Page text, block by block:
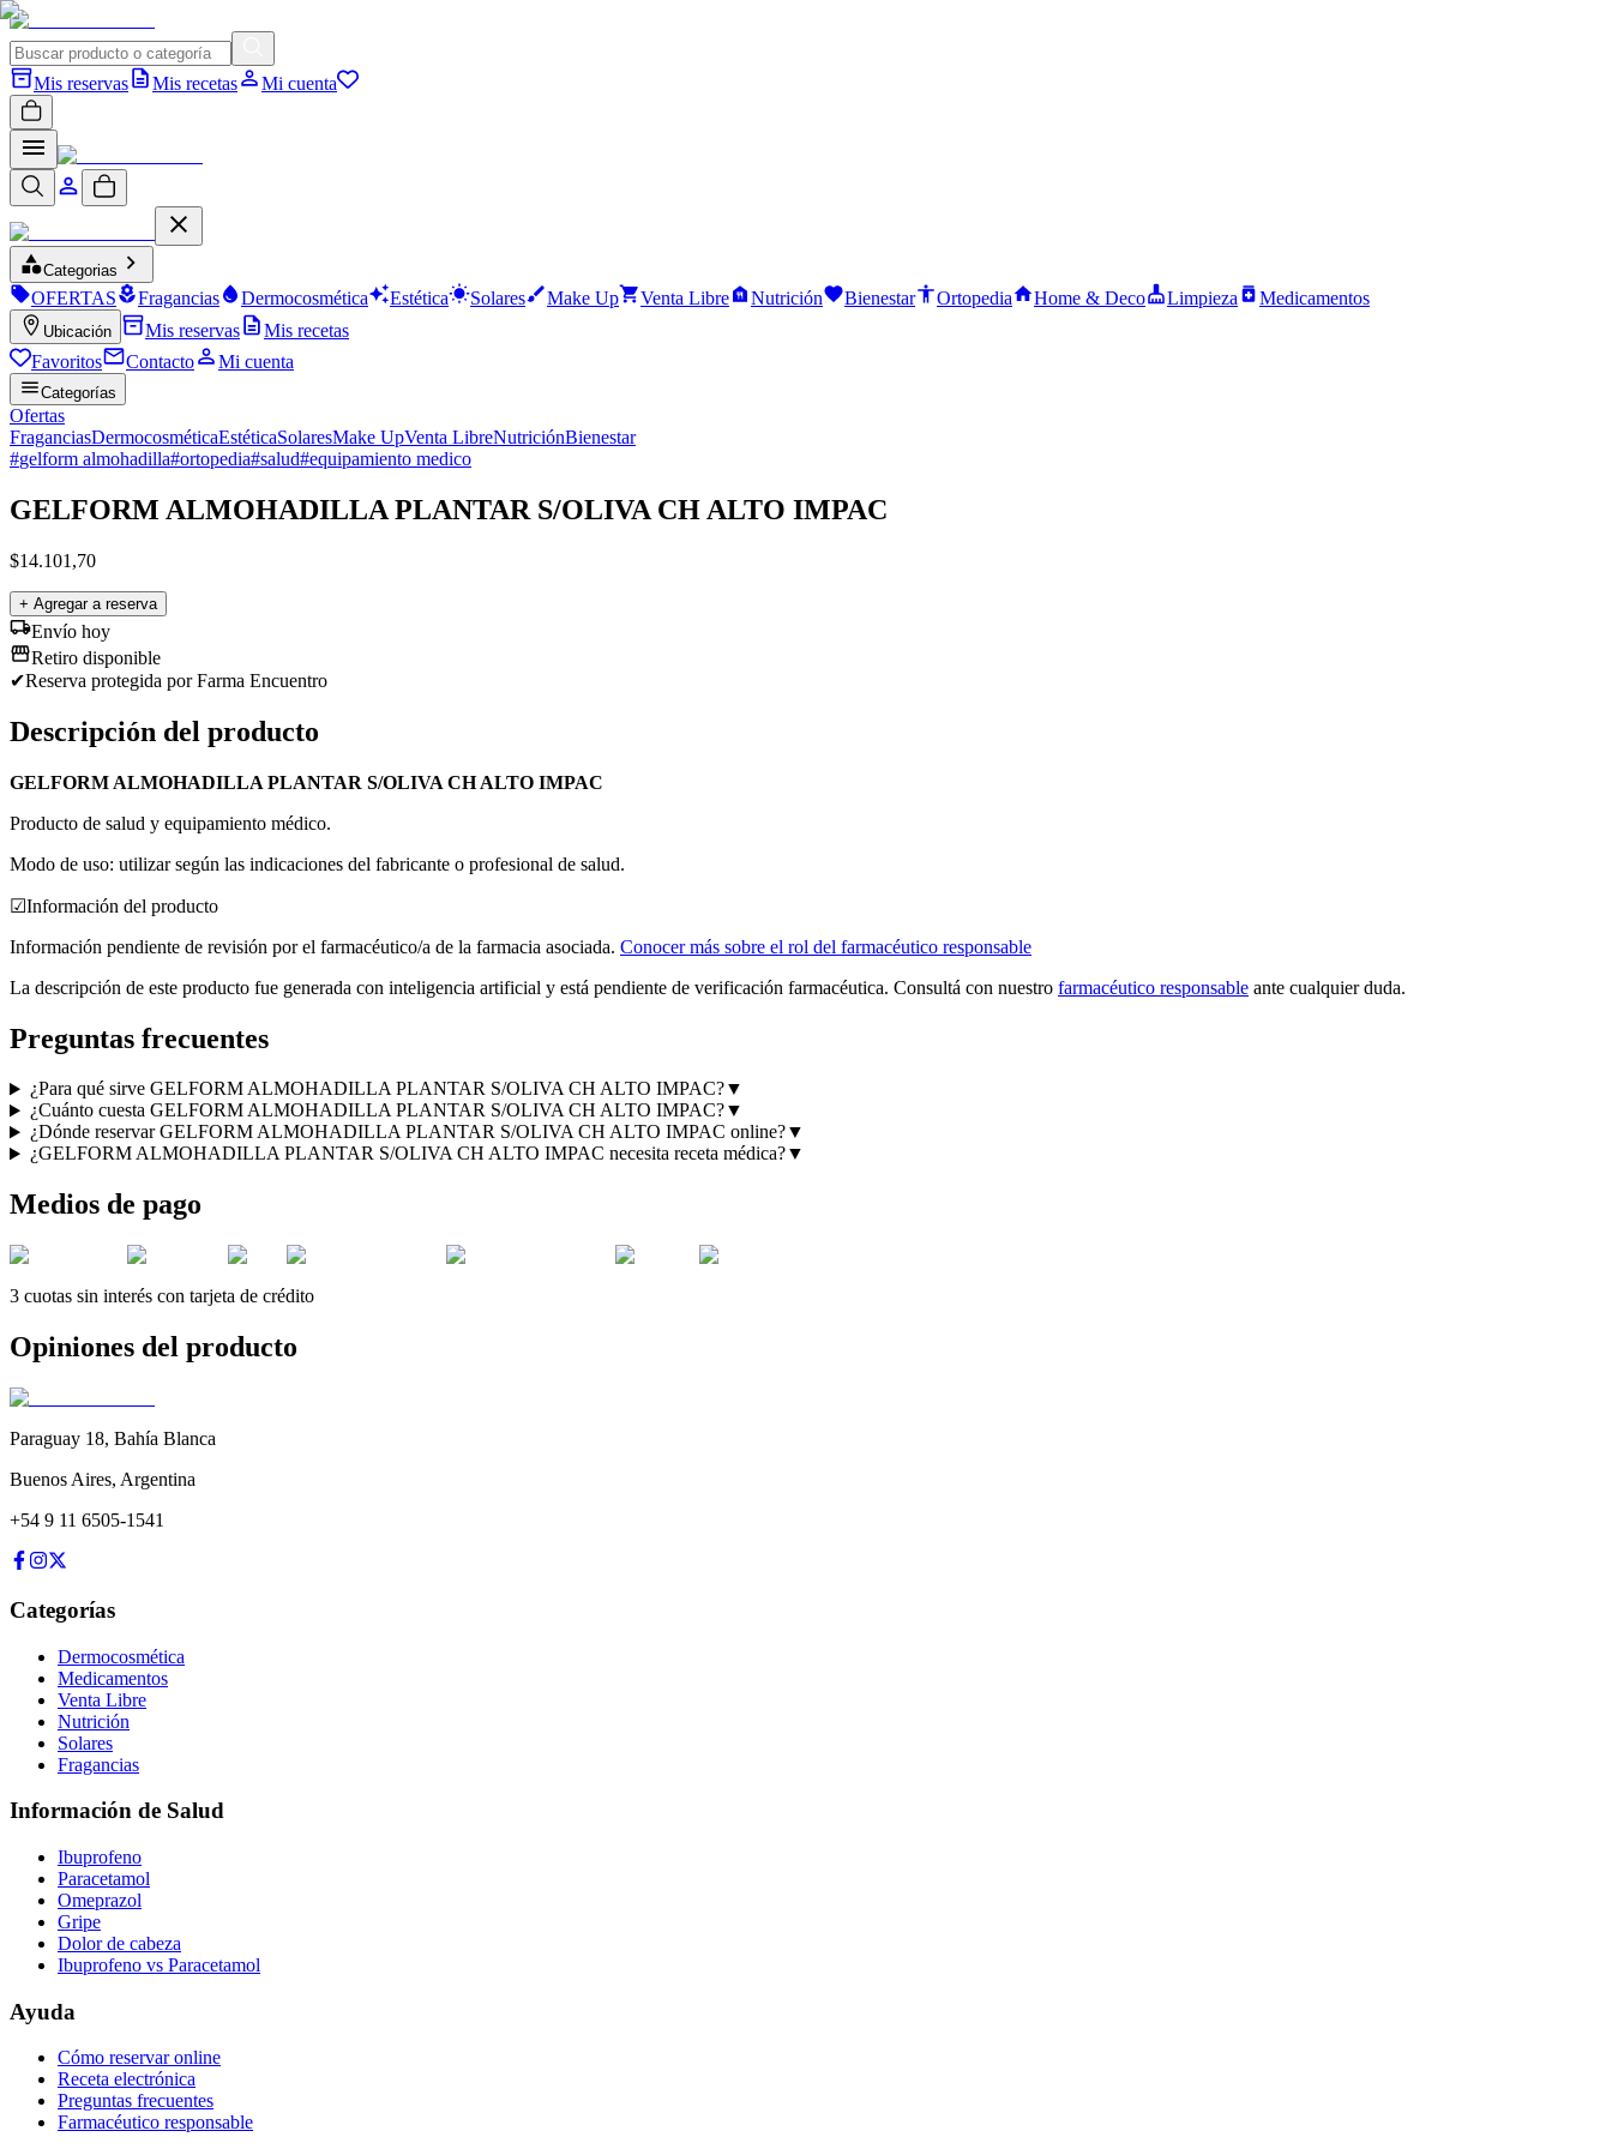
Mis reservas Mis recetas Mi cuenta
Categorias
OFERTAS Fragancias Dermocosmética Estética Solares Make Up Venta Libre Nutrición Bienestar Ortopedia Home & Deco Limpieza Medicamentos
Ubicación Mis reservas
Mis recetas
Favoritos
Contacto Mi cuenta
Categorías
Ofertas
FraganciasDermocosméticaEstéticaSolaresMake UpVenta LibreNutriciónBienestar
#gelform almohadilla#ortopedia#salud#equipamiento medico
GELFORM ALMOHADILLA PLANTAR S/OLIVA CH ALTO IMPAC
$14.101,70
+ Agregar a reserva
Envío hoy
Retiro disponible
✔Reserva protegida por Farma Encuentro
Descripción del producto
GELFORM ALMOHADILLA PLANTAR S/OLIVA CH ALTO IMPAC
Producto de salud y equipamiento médico.
Modo de uso: utilizar según las indicaciones del fabricante o profesional de salud.
☑Información del producto
Información pendiente de revisión por el farmacéutico/a de la farmacia asociada. Conocer más sobre el rol del farmacéutico responsable
La descripción de este producto fue generada con inteligencia artificial y está pendiente de verificación farmacéutica. Consultá con nuestro farmacéutico responsable ante cualquier duda.
Preguntas frecuentes
¿Para qué sirve GELFORM ALMOHADILLA PLANTAR S/OLIVA CH ALTO IMPAC?▼
¿Cuánto cuesta GELFORM ALMOHADILLA PLANTAR S/OLIVA CH ALTO IMPAC?▼
¿Dónde reservar GELFORM ALMOHADILLA PLANTAR S/OLIVA CH ALTO IMPAC online?▼
¿GELFORM ALMOHADILLA PLANTAR S/OLIVA CH ALTO IMPAC necesita receta médica?▼
Medios de pago
3 cuotas sin interés con tarjeta de crédito
Opiniones del producto
Paraguay 18, Bahía Blanca
Buenos Aires, Argentina
+54 9 11 6505-1541
Categorías
Dermocosmética
Medicamentos
Venta Libre
Nutrición
Solares
Fragancias
Información de Salud
Ibuprofeno
Paracetamol
Omeprazol
Gripe
Dolor de cabeza
Ibuprofeno vs Paracetamol
Ayuda
Cómo reservar online
Receta electrónica
Preguntas frecuentes
Farmacéutico responsable